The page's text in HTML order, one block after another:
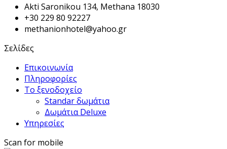
Akti Saronikou 134, Methana 18030
+30 229 80 92227
methanionhotel@yahoo.gr
Σελίδες
Επικοινωνία
Πληροφορίες
Το ξενοδοχείο
Standar δωμάτια
Δωμάτια Deluxe
Υπηρεσίες
Scan for mobile